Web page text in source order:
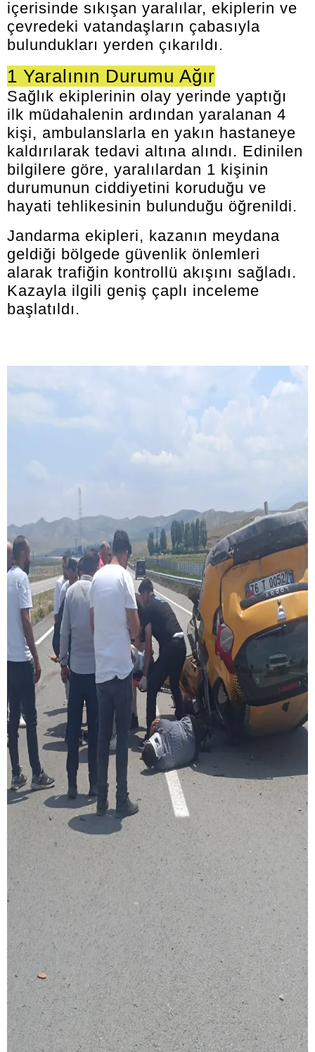
içerisinde sıkışan yaralılar, ekiplerin ve
çevredeki vatandaşların çabasıyla
bulundukları yerden çıkarıldı.
1 Yaralının Durumu Ağır
Sağlık ekiplerinin olay yerinde yaptığı
ilk müdahalenin ardından yaralanan 4
kişi, ambulanslarla en yakın hastaneye
kaldırılarak tedavi altına alındı. Edinilen
bilgilere göre, yaralılardan 1 kişinin
durumunun ciddiyetini koruduğu ve
hayati tehlikesinin bulunduğu öğrenildi.
Jandarma ekipleri, kazanın meydana
geldiği bölgede güvenlik önlemleri
alarak trafiğin kontrollü akışını sağladı.
Kazayla ilgili geniş çaplı inceleme
başlatıldı.